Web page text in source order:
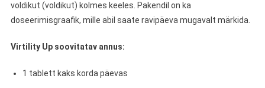
voldikut (voldikut) kolmes keeles. Pakendil on ka
doseerimisgraafik, mille abil saate ravipäeva mugavalt märkida.
Virtility Up soovitatav annus:
1 tablett kaks korda päevas